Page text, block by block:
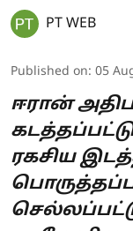
PT WEB
Published on: 05
ஈரான்
ரகசிய